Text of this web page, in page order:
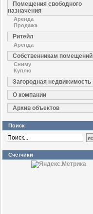
Помещения свободного
назначения
Аренда
Продажа
Ритейл
Аренда
Собственникам помещений
Сниму
Куплю
Загородная недвижимость
О компании
Архив объектов
Поиск
Счетчики